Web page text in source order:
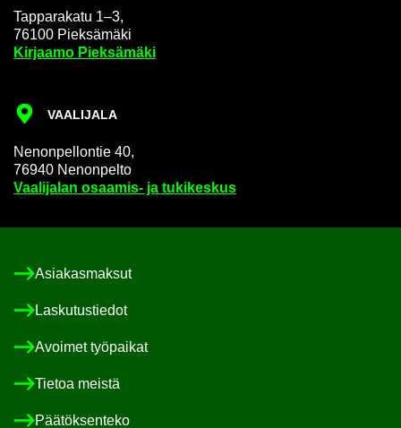
Tap­pa­ra­ka­tu 1–3,
76100 Piek­sä­mä­ki
Kir­jaa­mo Piek­sä­mä­ki
VAA­LI­JA­LA
Ne­non­pel­lon­tie 40,
76940 Ne­non­pel­to
Vaa­li­ja­lan osaamis-​ ja tu­ki­kes­kus
Asia­kas­mak­sut
Las­ku­tus­tie­dot
Avoi­met työ­pai­kat
Tie­toa meis­tä
Pää­tök­sen­te­ko